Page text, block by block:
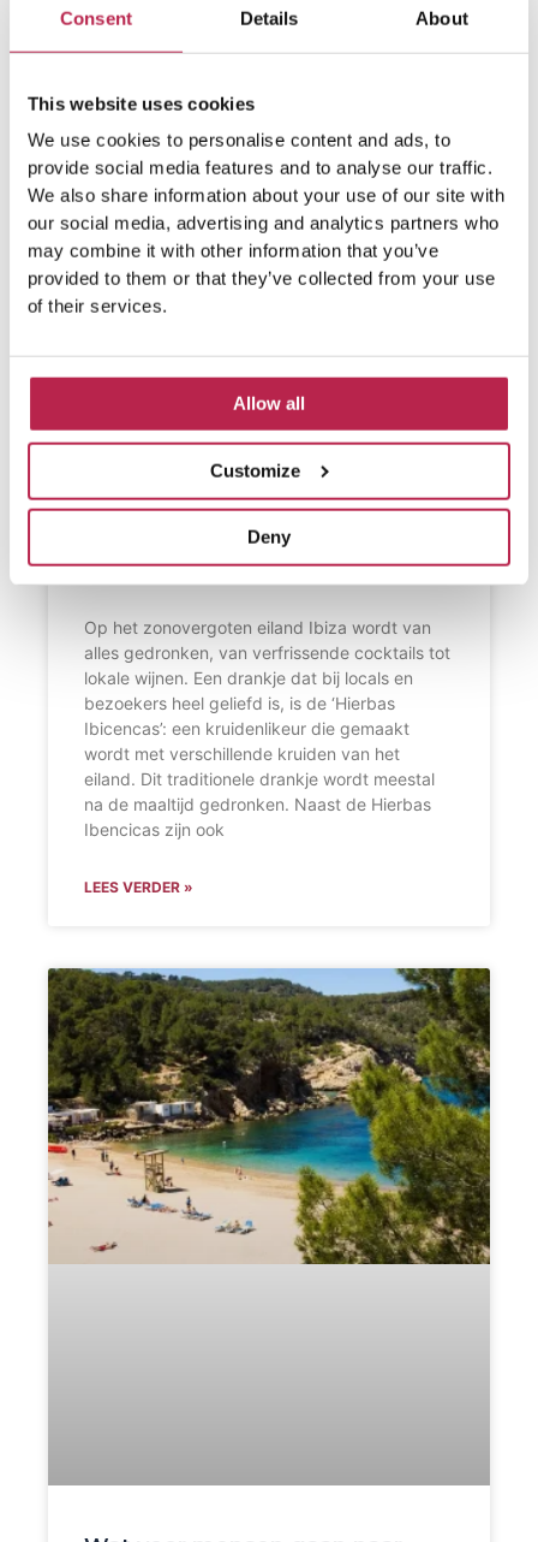
Consent Details About
This website uses cookies
We use cookies to personalise content and ads, to
provide social media features and to analyse our traffic.
We also share information about your use of our site with
our social media, advertising and analytics partners who
may combine it with other information that you’ve
provided to them or that they’ve collected from your use
of their services.
Allow all
Customize
Deny
Wat drinken ze op Ibiza?
Op het zonovergoten eiland Ibiza wordt van
alles gedronken, van verfrissende cocktails tot
lokale wijnen. Een drankje dat bij locals en
bezoekers heel geliefd is, is de ‘Hierbas
Ibicencas’: een kruidenlikeur die gemaakt
wordt met verschillende kruiden van het
eiland. Dit traditionele drankje wordt meestal
na de maaltijd gedronken. Naast de Hierbas
Ibencicas zijn ook
LEES VERDER »